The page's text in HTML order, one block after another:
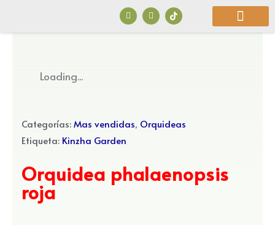
F
a
c
e
I
n
s
t
Loading...
Categorías:Mas vendidas, Orquideas
Etiqueta: Kinzha Garden
Orquidea phalaenopsis
roja